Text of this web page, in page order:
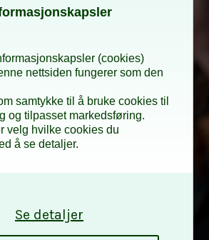
å ha
i
(cookies)
nettsiden fungerer som den
samtykke til å bruke cookies til
og tilpasset markedsføring.
velg hvilke cookies du
å se detaljer.
Se detaljer